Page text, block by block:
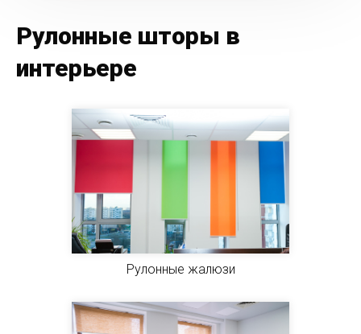
Рулонные шторы в
интерьере
Рулонные жалюзи